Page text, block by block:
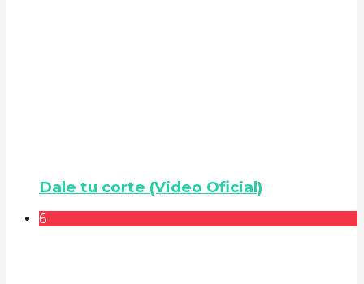
Dale tu corte (Video Oficial)
6